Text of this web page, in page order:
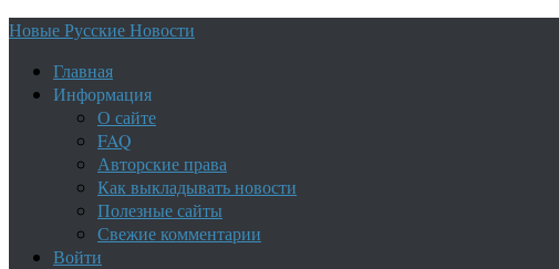
Новые Русские Новости
Главная
Информация
О сайте
FAQ
Авторские права
Как выкладывать новости
Полезные сайты
Свежие комментарии
Войти